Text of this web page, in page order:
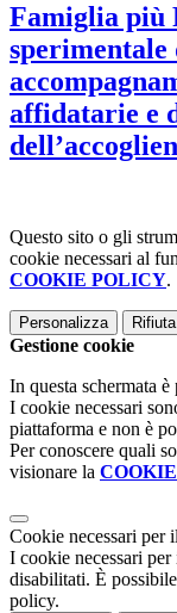
Famiglia più
sperimentale
affidatarie e
Questo sito o gli
cookie necessari al
COOKIE POLICY.
Personalizza
Gestione cookie
In questa schermata
I cookie necessari
piattaforma e non è
Per conoscere quali
visionare la
Cookie necessari per
I cookie necessari
disabilitati. È
policy.